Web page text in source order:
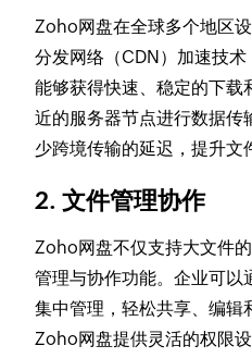
Zoho网盘在全球多个地区
分发网络（CDN）加速技
能够获得快速、稳定的下载
近的服务器节点进行数据
少跨境传输的延迟，提升文
2. 文件管理协作
Zoho网盘不仅支持大文件
管理与协作功能。企业可
集中管理，轻松共享、编辑
Zoho网盘提供灵活的权限